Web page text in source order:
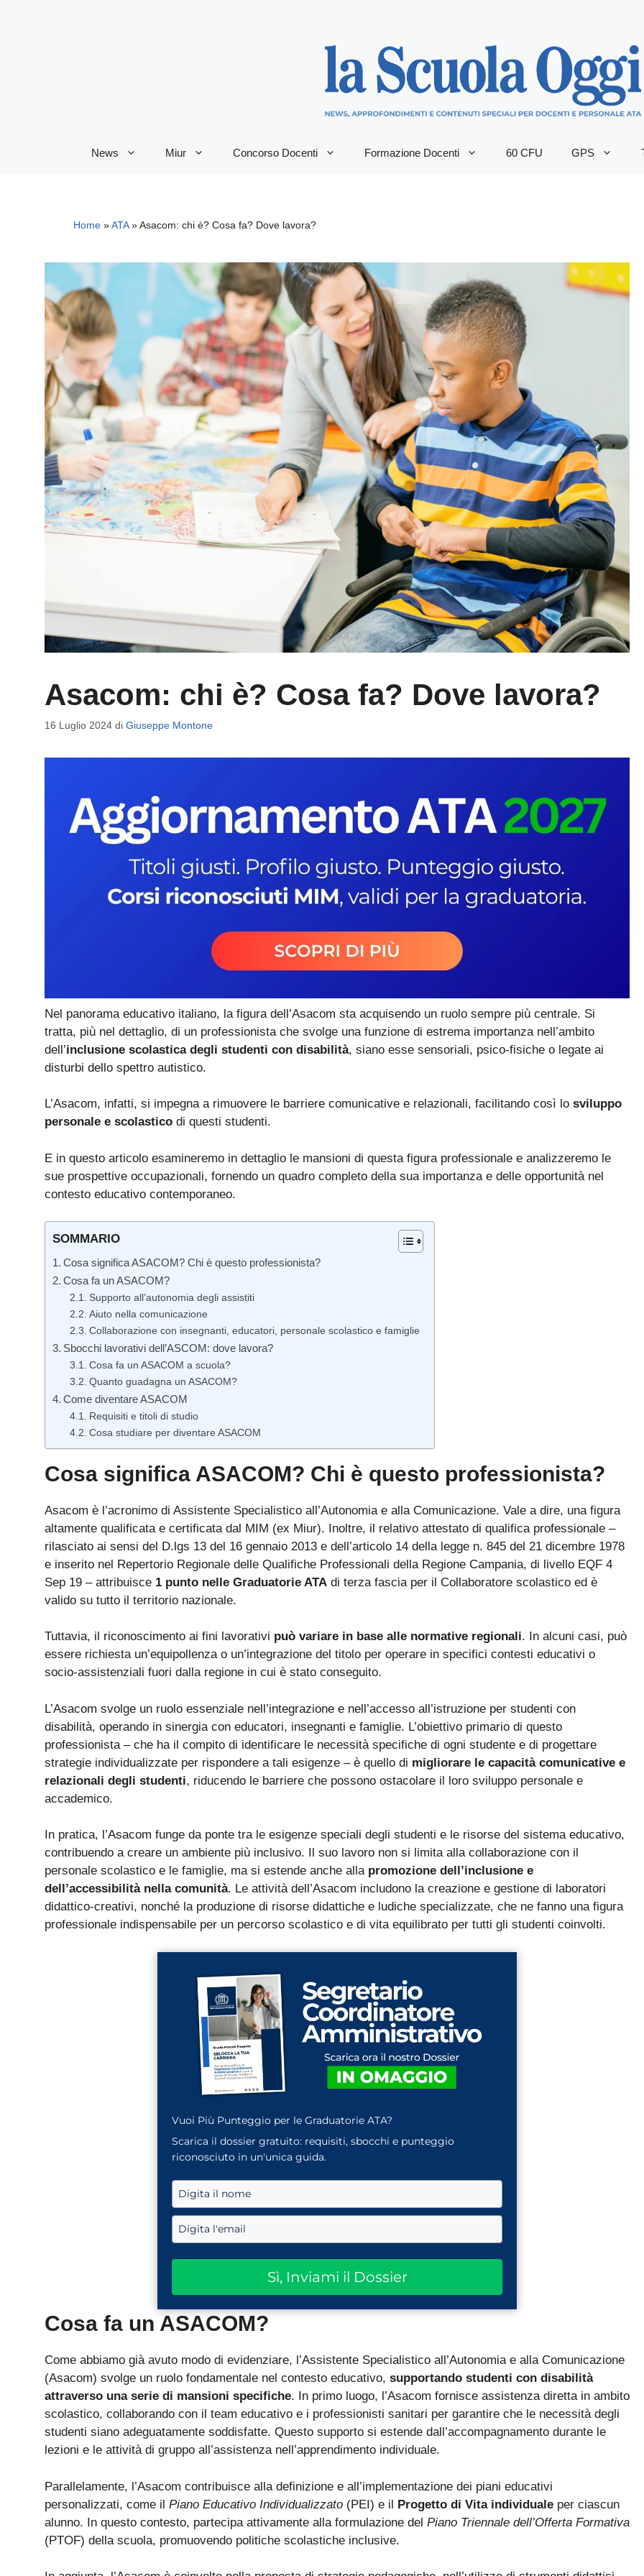
News Miur Concorso Docenti Formazione Docenti 60 CFU GPS
Home »ATA»Asacom: chi è? Cosa fa? Dove lavora?
Asacom: chi è? Cosa fa? Dove lavora?
16 Luglio 2024 di Giuseppe Montone
Nel panorama educativo italiano, la figura dell’Asacom sta acquisendo un ruolo sempre più centrale. Si
tratta, più nel dettaglio, di un professionista che svolge una funzione di estrema importanza nell’ambito
dell’inclusione scolastica degli studenti con disabilità, siano esse sensoriali, psico-fisiche o legate ai
disturbi dello spettro autistico.
L’Asacom, infatti, si impegna a rimuovere le barriere comunicative e relazionali, facilitando così lo sviluppo
personale e scolastico di questi studenti.
E in questo articolo esamineremo in dettaglio le mansioni di questa figura professionale e analizzeremo le
sue prospettive occupazionali, fornendo un quadro completo della sua importanza e delle opportunità nel
contesto educativo contemporaneo.
SOMMARIO
Cosa significa ASACOM? Chi è questo professionista?
Cosa fa un ASACOM?
Supporto all’autonomia degli assistiti
Aiuto nella comunicazione
Collaborazione con insegnanti, educatori, personale scolastico e famiglie
Sbocchi lavorativi dell’ASCOM: dove lavora?
Cosa fa un ASACOM a scuola?
Quanto guadagna un ASACOM?
Come diventare ASACOM
Requisiti e titoli di studio
Cosa studiare per diventare ASACOM
Cosa significa ASACOM? Chi è questo professionista?
Asacom è l’acronimo di Assistente Specialistico all’Autonomia e alla Comunicazione. Vale a dire, una figura
altamente qualificata e certificata dal MIM (ex Miur). Inoltre, il relativo attestato di qualifica professionale –
rilasciato ai sensi del D.lgs 13 del 16 gennaio 2013 e dell’articolo 14 della legge n. 845 del 21 dicembre 1978
e inserito nel Repertorio Regionale delle Qualifiche Professionali della Regione Campania, di livello EQF 4
Sep 19 – attribuisce 1 punto nelle Graduatorie ATA di terza fascia per il Collaboratore scolastico ed è
valido su tutto il territorio nazionale.
Tuttavia, il riconoscimento ai fini lavorativi può variare in base alle normative regionali. In alcuni casi, può
essere richiesta un’equipollenza o un’integrazione del titolo per operare in specifici contesti educativi o
socio-assistenziali fuori dalla regione in cui è stato conseguito.
L’Asacom svolge un ruolo essenziale nell’integrazione e nell’accesso all’istruzione per studenti con
disabilità, operando in sinergia con educatori, insegnanti e famiglie. L’obiettivo primario di questo
professionista – che ha il compito di identificare le necessità specifiche di ogni studente e di progettare
strategie individualizzate per rispondere a tali esigenze – è quello di migliorare le capacità comunicative e
relazionali degli studenti, riducendo le barriere che possono ostacolare il loro sviluppo personale e
accademico.
In pratica, l’Asacom funge da ponte tra le esigenze speciali degli studenti e le risorse del sistema educativo,
contribuendo a creare un ambiente più inclusivo. Il suo lavoro non si limita alla collaborazione con il
personale scolastico e le famiglie, ma si estende anche alla promozione dell’inclusione e
dell’accessibilità nella comunità. Le attività dell’Asacom includono la creazione e gestione di laboratori
didattico-creativi, nonché la produzione di risorse didattiche e ludiche specializzate, che ne fanno una figura
professionale indispensabile per un percorso scolastico e di vita equilibrato per tutti gli studenti coinvolti.
Vuoi Più Punteggio per le Graduatorie ATA?
Scarica il dossier gratuito: requisiti, sbocchi e punteggio
riconosciuto in un'unica guida.
Sì, Inviami il Dossier
Cosa fa un ASACOM?
Come abbiamo già avuto modo di evidenziare, l’Assistente Specialistico all’Autonomia e alla Comunicazione
(Asacom) svolge un ruolo fondamentale nel contesto educativo, supportando studenti con disabilità
attraverso una serie di mansioni specifiche. In primo luogo, l’Asacom fornisce assistenza diretta in ambito
scolastico, collaborando con il team educativo e i professionisti sanitari per garantire che le necessità degli
studenti siano adeguatamente soddisfatte. Questo supporto si estende dall’accompagnamento durante le
lezioni e le attività di gruppo all’assistenza nell’apprendimento individuale.
Parallelamente, l’Asacom contribuisce alla definizione e all’implementazione dei piani educativi
personalizzati, come il Piano Educativo Individualizzato (PEI) e il Progetto di Vita individuale per ciascun
alunno. In questo contesto, partecipa attivamente alla formulazione del Piano Triennale dell’Offerta Formativa
(PTOF) della scuola, promuovendo politiche scolastiche inclusive.
Bando ATA 2027: come arrivare con il MASSIMO PUNTEGGIO
Guida omaggio aggiornata a maggio 2026
✓ La CIAD: cos'è, chi la deve avere, come ottenerla
✓
I titoli che fanno punteggio (OSA, ASACOM, Segretario